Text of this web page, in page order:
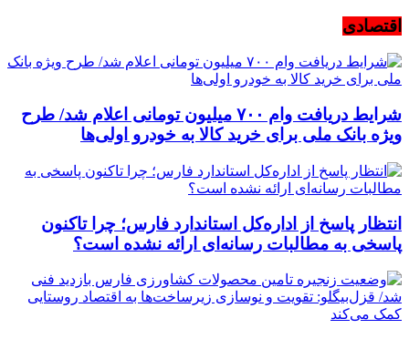
اقتصادی
شرایط دریافت وام ۷۰۰ میلیون تومانی اعلام شد/ طرح
ویژه بانک ملی برای خرید کالا به خودرو اولی‌ها
انتظار پاسخ از اداره‌کل استاندارد فارس؛ چرا تاکنون
پاسخی به مطالبات رسانه‌ای ارائه نشده است؟